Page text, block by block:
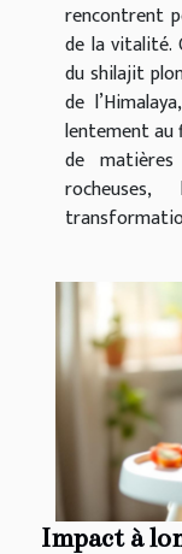
rencontrent
de la vitalité.
du shilajit
de
lentement au
de
Impact à